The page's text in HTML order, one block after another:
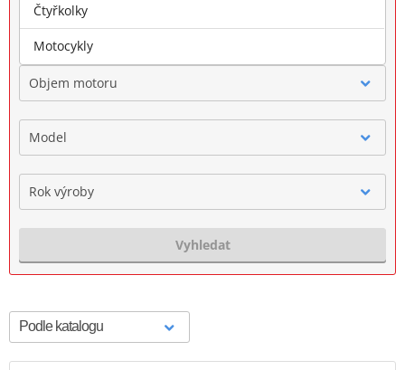
Značka
Objem motoru
Model
Rok výroby
Vyhledat
Čtyřkolky
Motocykly